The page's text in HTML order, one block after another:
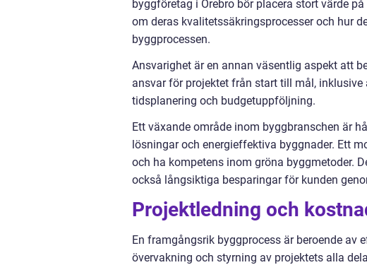
byggföretag i Örebro bör placera stort värde
om deras kvalitetssäkringsprocesser och hur
byggprocessen.
Ansvarighet är en annan väsentlig aspekt att
ansvar för projektet från start till mål,
tidsplanering och budgetuppföljning.
Ett växande område inom byggbranschen är
lösningar och energieffektiva byggnader. Ett
och ha kompetens inom gröna byggmetoder.
också långsiktiga besparingar för kunden
Projektledning och
En framgångsrik byggprocess är beroende av
övervakning och styrning av projektets alla